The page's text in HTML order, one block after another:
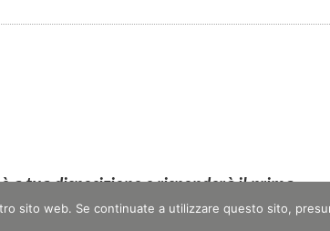
tua disposizione e risponderà il prima
sito web. Se continuate a utilizzare questo sito,